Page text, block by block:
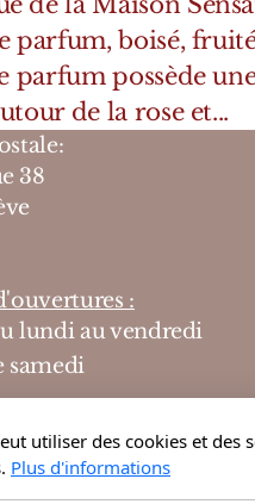
parfum, boisé,
parfum possède
de la rose et...
38
:
lundi au vendredi
samedi
utiliser des cookies et des
Plus d'informations